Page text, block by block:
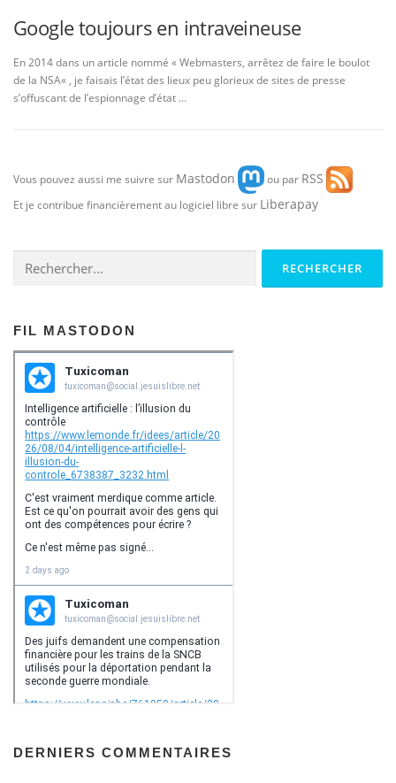
Google toujours en intraveineuse
En 2014 dans un article nommé « Webmasters, arrêtez de faire le boulot
de la NSA« , je faisais l’état des lieux peu glorieux de sites de presse
s’offuscant de l’espionnage d’état …
Vous pouvez aussi me suivre sur Mastodon ou par RSS
Et je contribue financièrement au logiciel libre sur Liberapay
FIL MASTODON
DERNIERS COMMENTAIRES